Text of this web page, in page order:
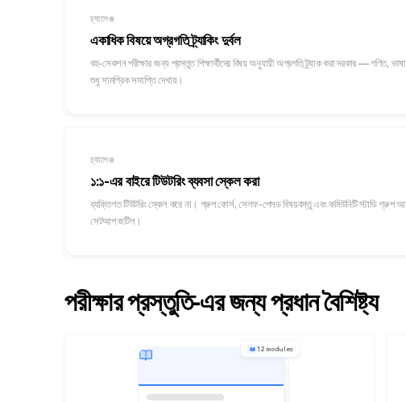
চ্যালেঞ্জ
একাধিক বিষয়ে অগ্রগতি ট্র্যাকিং দুর্বল
বহু-সেকশন পরীক্ষার জন্য প্রস্তুত শিক্ষার্থীদের বিষয় অনুযায়ী অগ্রগতি ট্র্যাক করা দরকার — গণিত, ভাষা,
শুধু সামগ্রিক সমাপ্তি দেখায়।
চ্যালেঞ্জ
১:১-এর বাইরে টিউটরিং ব্যবসা স্কেল করা
ব্যক্তিগত টিউটরিং স্কেল করে না। গ্রুপ কোর্স, সেলফ-পেসড বিষয়বস্তু এবং কমিউনিটি স্টাডি গ্রুপ
সেটআপ জটিল।
পরীক্ষার প্রস্তুতি-এর জন্য প্রধান বৈশিষ্ট্য
12 modules